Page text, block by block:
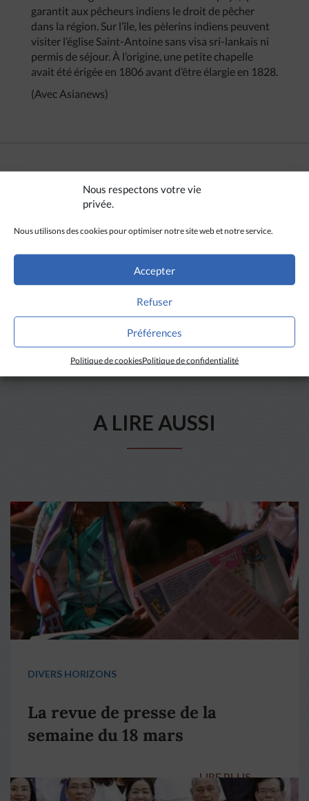
Nous respectons votre vie
privée.
Nous utilisons des cookies pour optimiser notre site web et notre service.
Accepter
Refuser
Préférences
Politique de cookiesPolitique de confidentialité
garantit aux pêcheurs indiens le droit de pêcher
dans la région. Sur l’île, les pèlerins indiens peuvent
visiter l’église Saint-Antoine sans visa sri-lankais ni
permis de séjour. À l’origine, une petite chapelle
avait été érigée en 1806 avant d’être élargie en 1828.
(Avec Asianews)
A LIRE AUSSI
DIVERS HORIZONS
La revue de presse de la
semaine du 18 mars
LIRE PLUS →